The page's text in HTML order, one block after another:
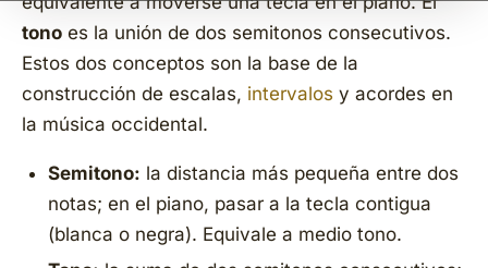
tono es la unión de dos semitonos consecutivos.
Estos dos conceptos son la base de la
construcción de escalas, intervalos y acordes en
la música occidental.
Semitono: la distancia más pequeña entre dos
notas; en el piano, pasar a la tecla contigua
(blanca o negra). Equivale a medio tono.